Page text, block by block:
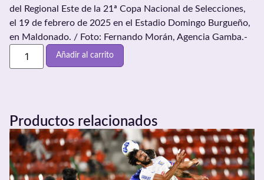
del Regional Este de la 21ª Copa Nacional de Selecciones,
el 19 de febrero de 2025 en el Estadio Domingo Burgueño,
en Maldonado. / Foto: Fernando Morán, Agencia Gamba.-
Añadir al carrito
Productos relacionados